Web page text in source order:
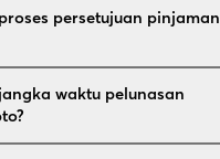
persetujuan pinjaman
waktu pelunasan